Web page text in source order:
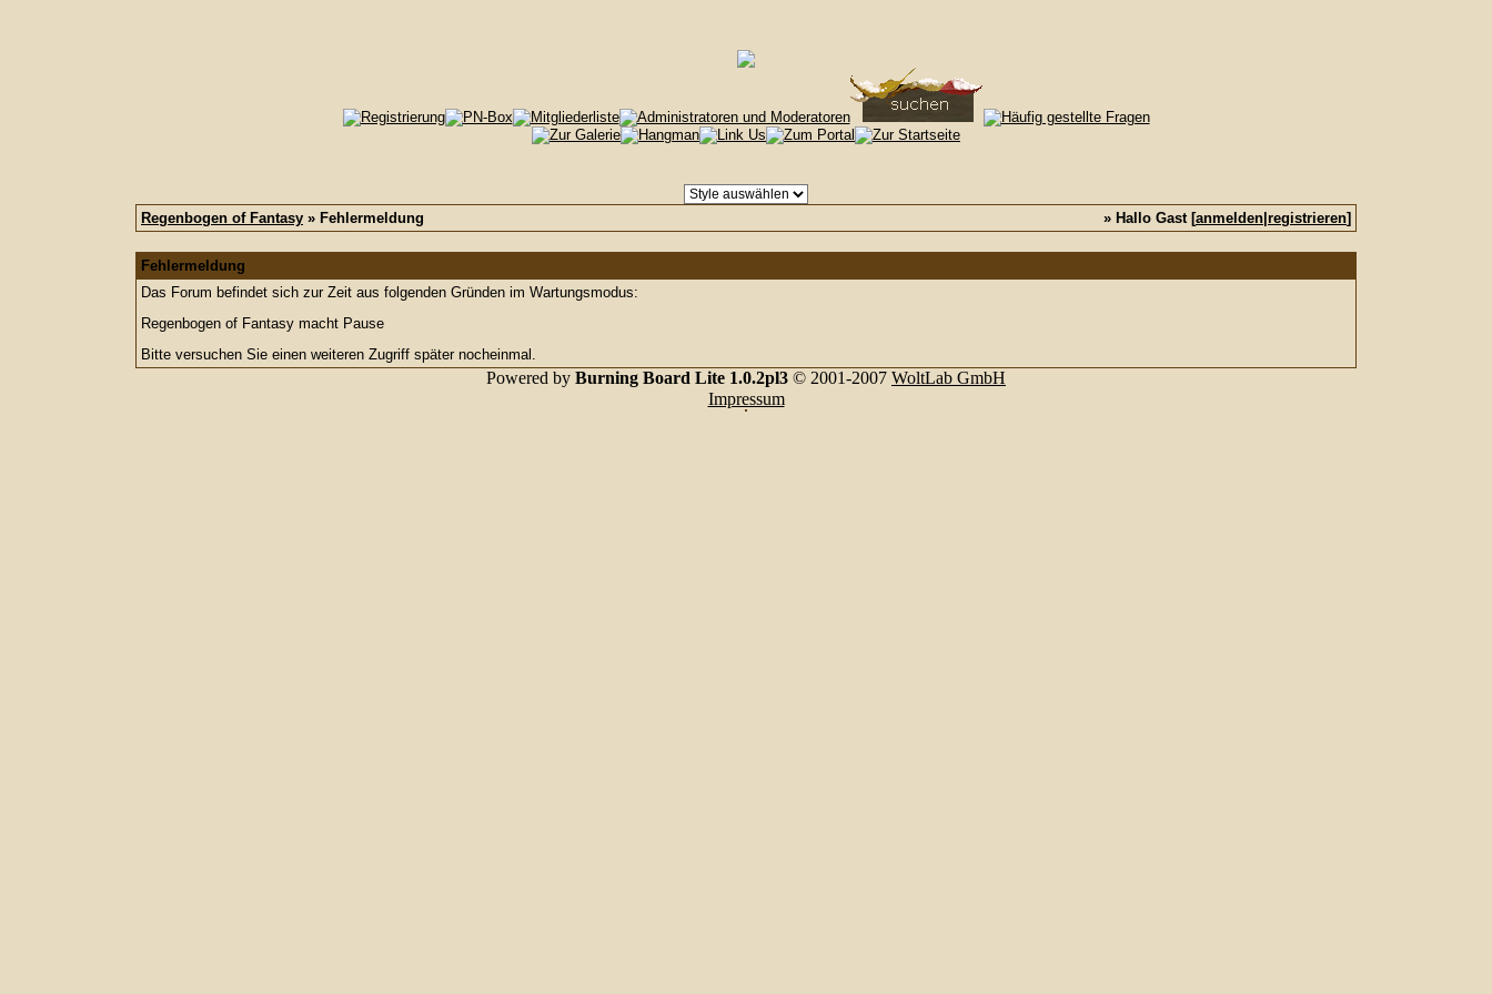
Regenbogen of Fantasy » Fehlermeldung » Hallo Gast [anmelden registrieren]
Fehlermeldung
Das Forum befindet sich zur Zeit aus folgenden Gründen im Wartungsmodus:
Regenbogen of Fantasy macht Pause
Bitte versuchen Sie einen weiteren Zugriff später nocheinmal.
Powered by Burning Board Lite 1.0.2pl3 © 2001-2007 WoltLab GmbH
Impressum